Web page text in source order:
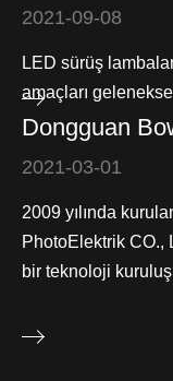
2021-09-08
LED sürüş
amaçları
Dongguan
2021-03-01
2009 yılında
PhotoElektrik CO.,
bir teknoloji